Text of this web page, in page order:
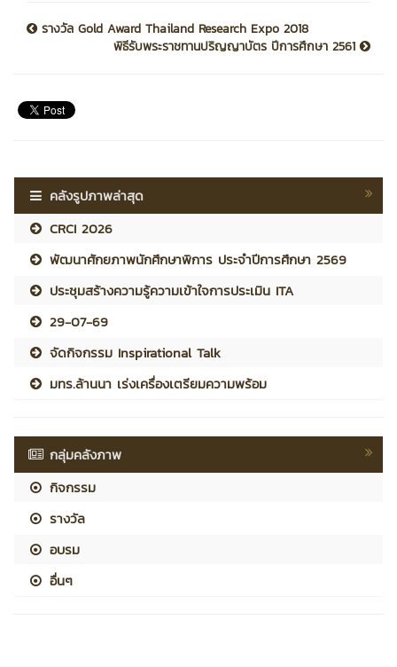
รางวัล Gold Award Thailand Research Expo 2018
พิธีรับพระราชทานปริญญาบัตร ปีการศึกษา 2561
คลังรูปภาพล่าสุด
CRCI 2026
พัฒนาศักยภาพนักศึกษาพิการ ประจำปีการศึกษา 2569
ประชุมสร้างความรู้ความเข้าใจการประเมิน ITA
29-07-69
จัดกิจกรรม Inspirational Talk
มทร.ล้านนา เร่งเครื่องเตรียมความพร้อม
กลุ่มคลังภาพ
กิจกรรม
รางวัล
อบรม
อื่นๆ